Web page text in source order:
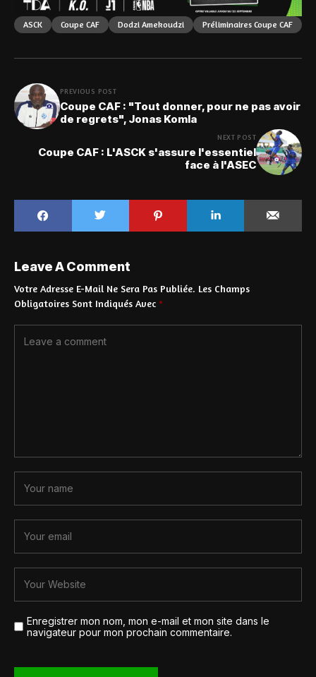
ASCK Coupe CAF Dodzi Amekoudzi Préliminaires Coupe CAF
PREVIOUS POST
Coupe CAF : "Tout donner, pour ne pas avoir
de regrets", Jonas Komla
NEXT POST
Coupe CAF : L'ASCK s'assure l'essentiel
face à l'ASEC
Leave A Comment
Votre Adresse E-Mail Ne Sera Pas Publiée. Les Champs
Obligatoires Sont Indiqués Avec *
Enregistrer mon nom, mon e-mail et mon site dans le
navigateur pour mon prochain commentaire.